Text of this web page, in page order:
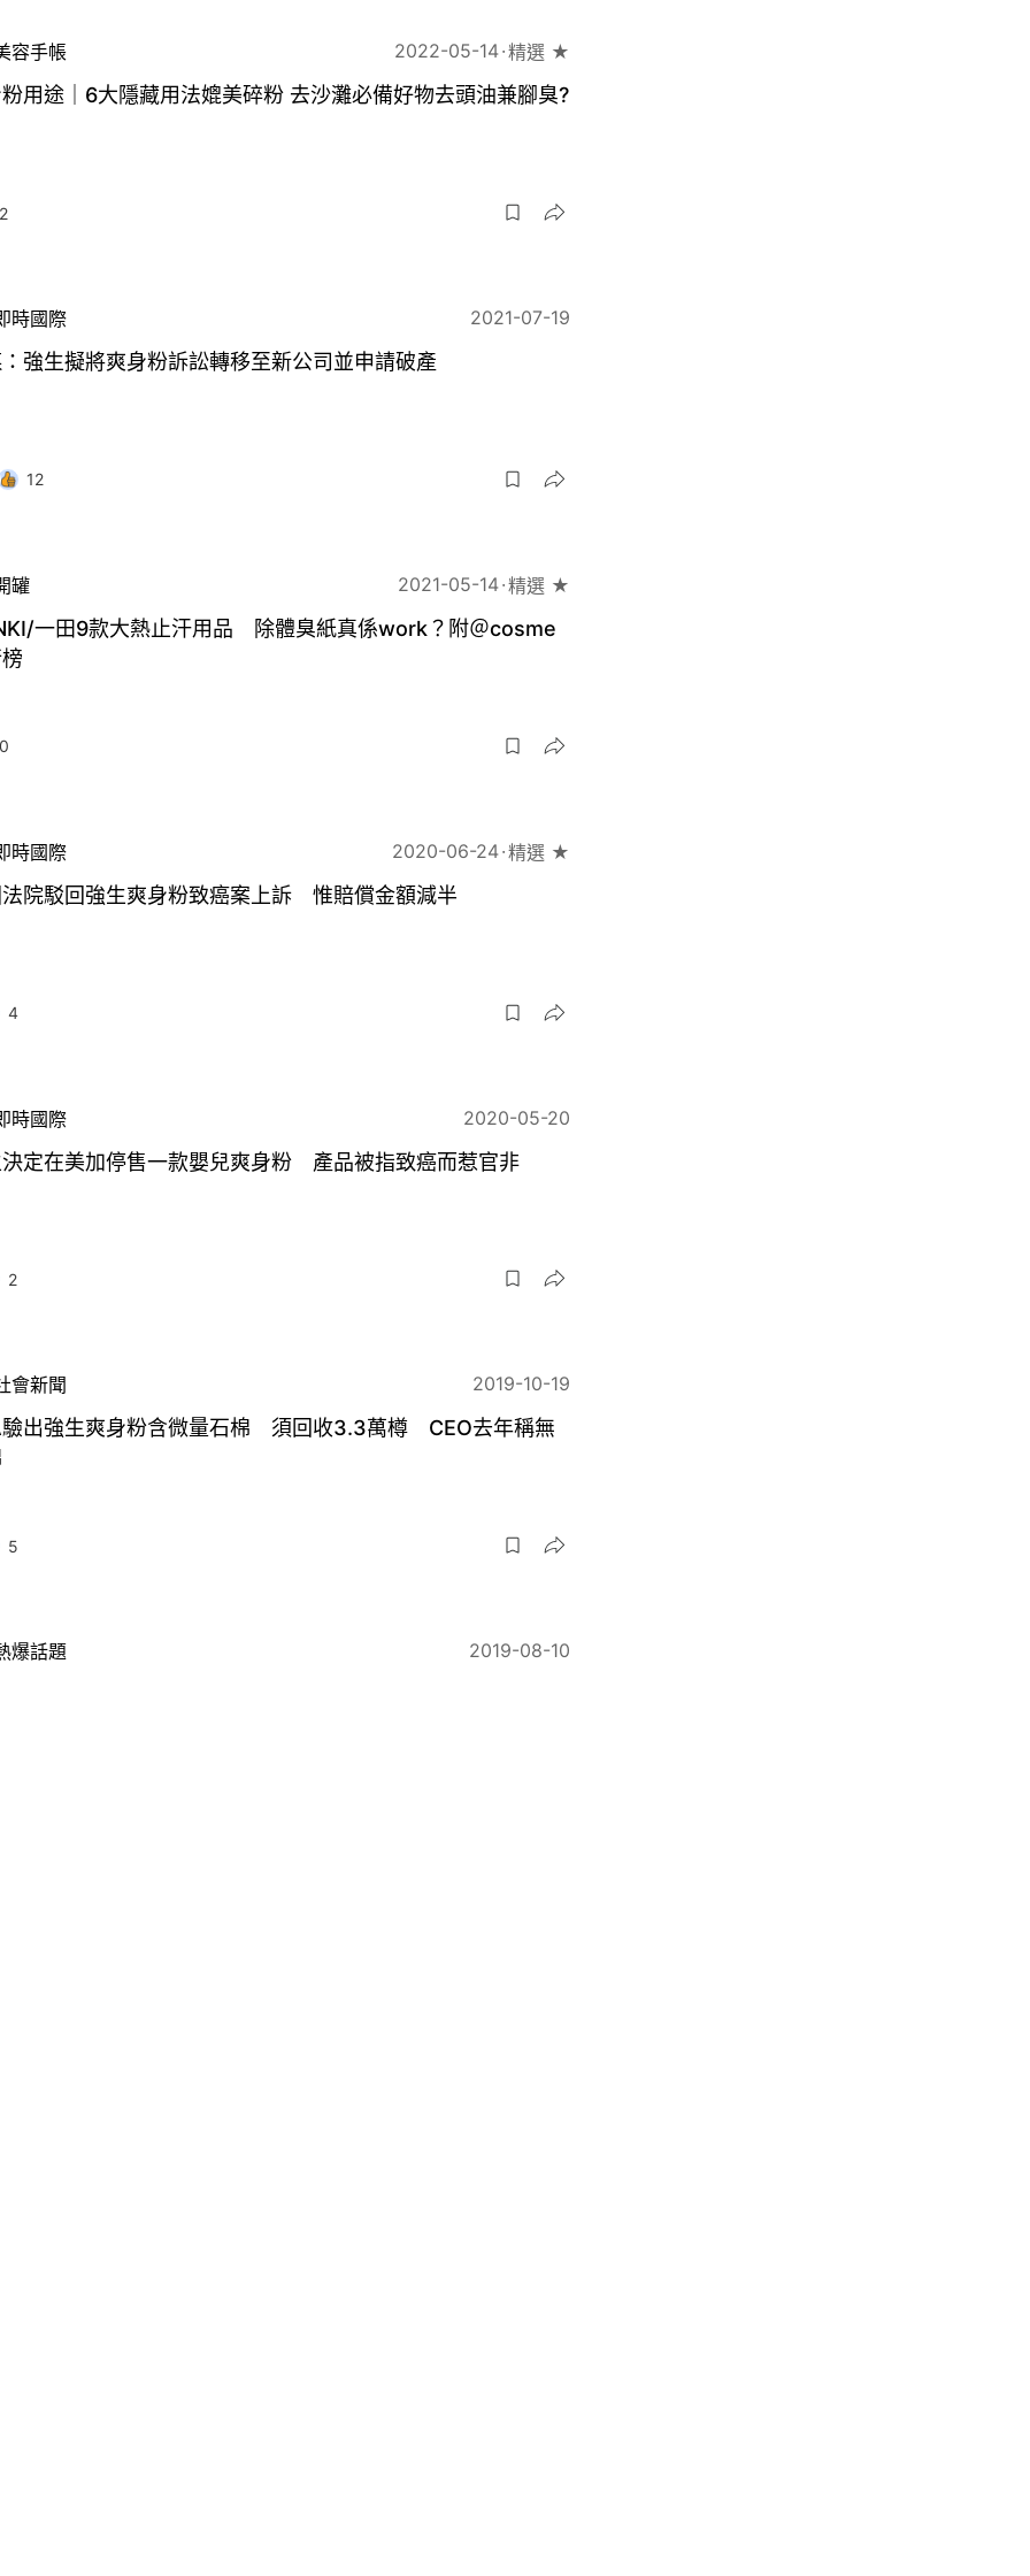
容手帳 2022-05-14 精選 ★
用途｜6大隱藏用法媲美碎粉 去沙灘必備好物去頭油兼腳臭?
時國際 2021-07-19
強生擬將爽身粉訴訟轉移至新公司並申請破產
12
罐 2021-05-14 精選 ★
一田9款大熱止汗用品 除體臭紙真係work？附＠cosme
時國際 2020-06-24 精選 ★
院駁回強生爽身粉致癌案上訴 惟賠償金額減半
4
時國際 2020-05-20
定在美加停售一款嬰兒爽身粉 產品被指致癌而惹官非
2
會新聞 2019-10-19
出強生爽身粉含微量石棉 須回收3.3萬樽 CEO去年稱無
5
爆話題 2019-08-10